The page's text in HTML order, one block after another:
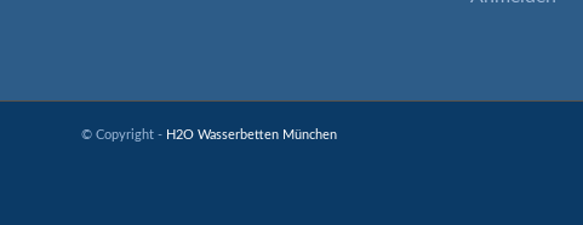
© Copyright - H2O Wasserbetten München